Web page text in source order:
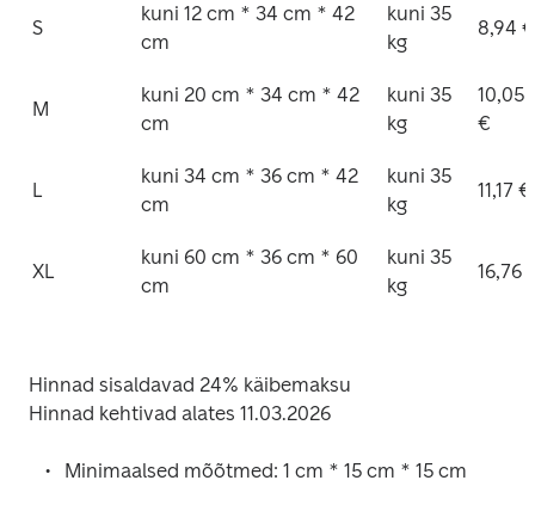
S
kuni 12 cm * 34 cm * 42
cm
kuni 35
kg
8,94 €
M
kuni 20 cm * 34 cm * 42
cm
kuni 35
kg
10,05
€
L
kuni 34 cm * 36 cm * 42
cm
kuni 35
kg
11,17 €
XL
kuni 60 cm * 36 cm * 60
cm
kuni 35
kg
16,76
Hinnad sisaldavad 24% käibemaksu
Hinnad kehtivad alates 11.03.2026
Minimaalsed mõõtmed: 1 cm * 15 cm * 15 cm